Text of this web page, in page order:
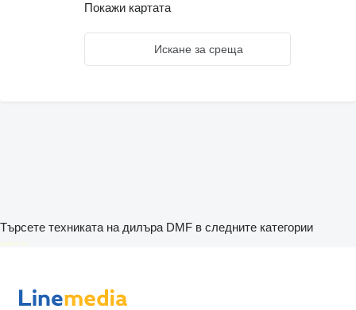
Покажи картата
Искане за среща
Търсете техниката на дилъра DMF в следните категории
disallow-in-dsa